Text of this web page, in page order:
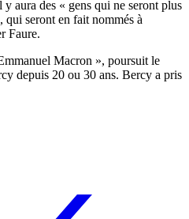
aura des « gens qui ne seront plus
qui seront en fait nommés à
Faure.
Macron », poursuit le
depuis 20 ou 30 ans. Bercy a pris